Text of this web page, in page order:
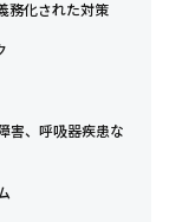
務化された対策
害、呼吸器疾患な